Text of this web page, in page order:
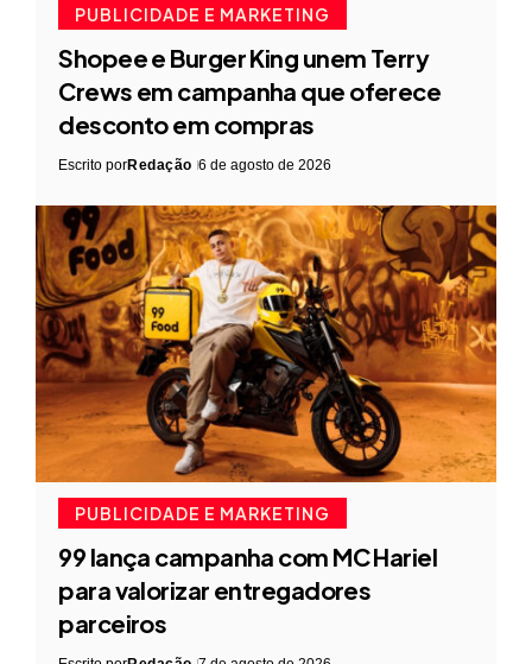
PUBLICIDADE E MARKETING
Shopee e Burger King unem Terry
Crews em campanha que oferece
desconto em compras
Escrito porRedação 6 de agosto de 2026
PUBLICIDADE E MARKETING
99 lança campanha com MC Hariel
para valorizar entregadores
parceiros